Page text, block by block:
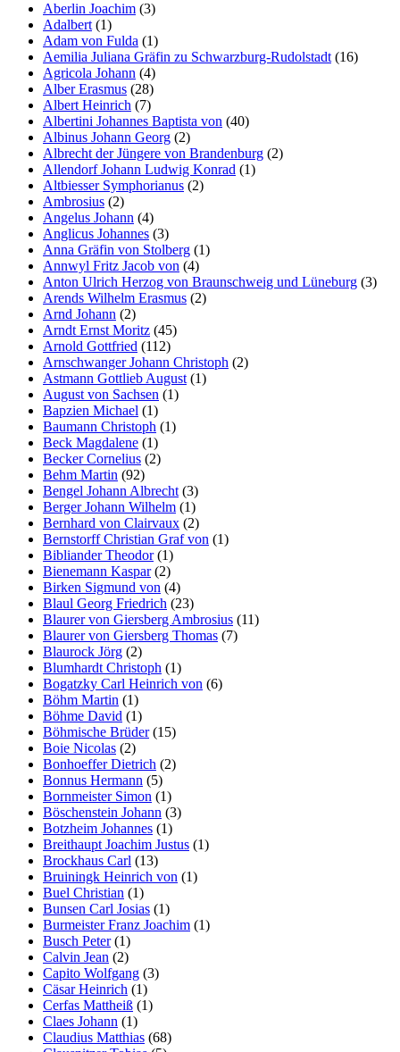
Aberlin Joachim (3)
Adalbert(1)
Adam von Fulda (1)
Aemilia Juliana Gräfin zu Schwarzburg-Rudolstadt(16)
Agricola Johann (4)
Alber Erasmus (28)
Albert Heinrich (7)
Albertini Johannes Baptista von (40)
Albinus Johann Georg (2)
Albrecht der Jüngere von Brandenburg (2)
Allendorf Johann Ludwig Konrad (1)
Altbiesser Symphorianus (2)
Ambrosius (2)
Angelus Johann (4)
Anglicus Johannes (3)
Anna Gräfin von Stolberg (1)
Annwyl Fritz Jacob von (4)
Anton Ulrich Herzog von Braunschweig und Lüneburg (3)
Arends Wilhelm Erasmus (2)
Arnd Johann (2)
Arndt Ernst Moritz (45)
Arnold Gottfried (112)
Arnschwanger Johann Christoph (2)
Astmann Gottlieb August(1)
August von Sachsen (1)
Bapzien Michael (1)
Baumann Christoph (1)
Beck Magdalene (1)
Becker Cornelius (2)
Behm Martin (92)
Bengel Johann Albrecht(3)
Berger Johann Wilhelm (1)
Bernhard von Clairvaux (2)
Bernstorff Christian Graf von (1)
Bibliander Theodor(1)
Bienemann Kaspar(2)
Birken Sigmund von (4)
Blaul Georg Friedrich (23)
Blaurer von Giersberg Ambrosius (11)
Blaurer von Giersberg Thomas (7)
Blaurock Jörg (2)
Blumhardt Christoph (1)
Bogatzky Carl Heinrich von (6)
Böhm Martin (1)
Böhme David (1)
Böhmische Brüder(15)
Boie Nicolas (2)
Bonhoeffer Dietrich (2)
Bonnus Hermann (5)
Bornmeister Simon (1)
Böschenstein Johann (3)
Botzheim Johannes (1)
Breithaupt Joachim Justus (1)
Brockhaus Carl (13)
Bruiningk Heinrich von (1)
Buel Christian (1)
Bunsen Carl Josias (1)
Burmeister Franz Joachim (1)
Busch Peter(1)
Calvin Jean (2)
Capito Wolfgang (3)
Cäsar Heinrich (1)
Cerfas Mattheiß (1)
Claes Johann (1)
Claudius Matthias (68)